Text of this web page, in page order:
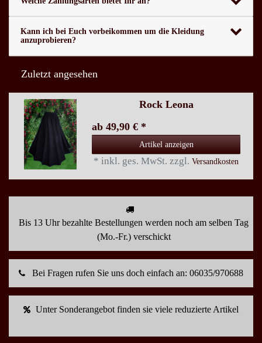
Kann ich bei Euch vorbeikommen um die Kleidung
anzuprobieren?
Zuletzt angesehen
Rock Leona
ab 49,90 € *
Artikel anzeigen
* inkl. ges. MwSt. zzgl. Versandkosten
Bis 13 Uhr bezahlte Bestellungen werden noch am selben Tag
(Mo.-Fr.) verschickt
Bei Fragen rufen Sie uns doch einfach an: 06035/970688
Unter Sonderangebot finden sie viele reduzierte Artikel